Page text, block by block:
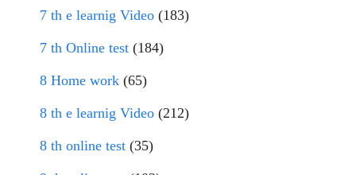
7 th e learnig Video (183)
7 th Online test (184)
8 Home work (65)
8 th e learnig Video (212)
8 th online test (35)